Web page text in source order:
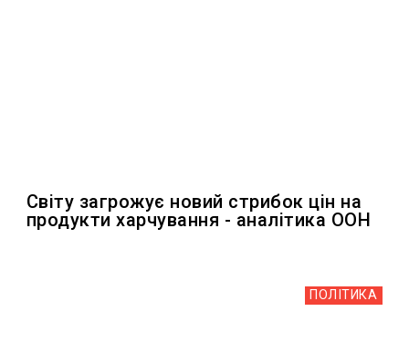
Світу загрожує новий стрибок цін на
продукти харчування - аналітика ООН
ПОЛІТИКА